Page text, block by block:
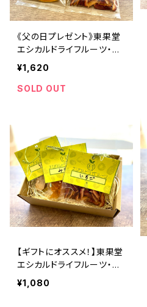
《父の日プレゼント》東果堂
エシカルドライフルーツ・ギ
フトボックス
¥1,620
SOLD OUT
【ギフトにオススメ！】東果堂
エシカルドライフルーツ・ギ
フトボックス（Sサイズ）
¥1,080